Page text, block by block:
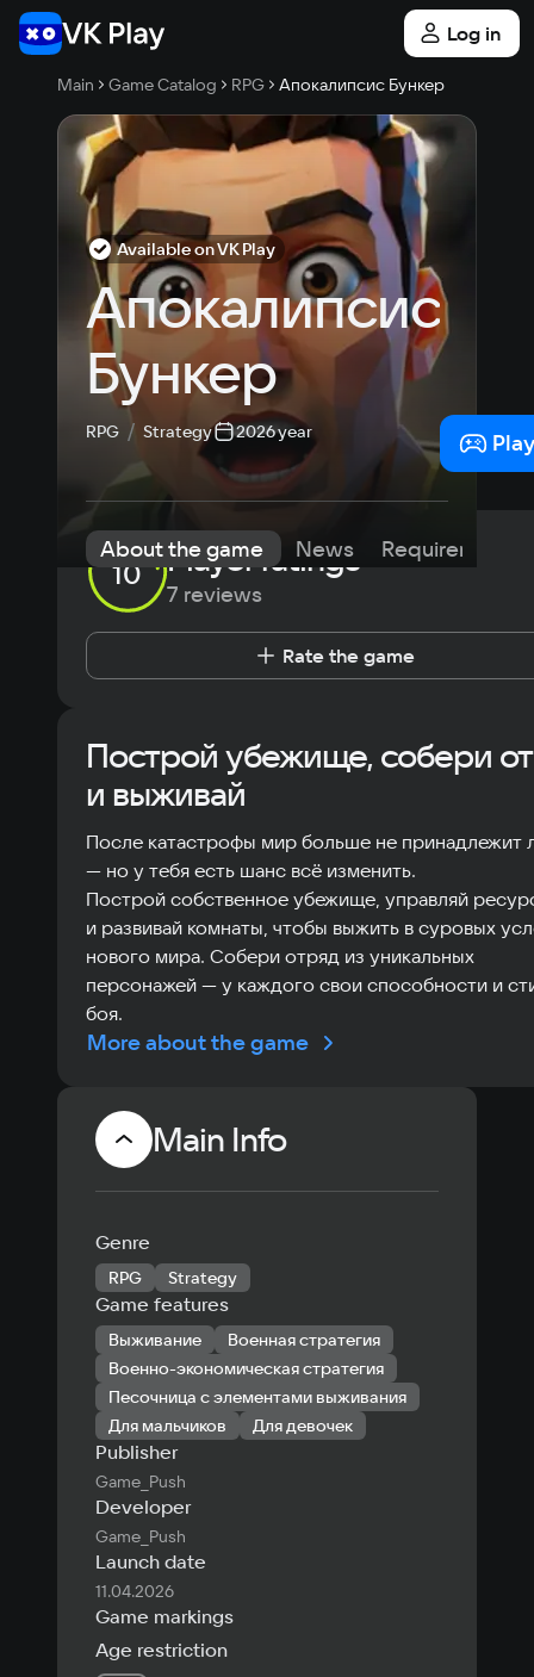
Log in
Main Game Catalog RPG Апокалипсис Бункер
Available on VK Play
Апокалипсис
Бункер
RPG Strategy 2026 year
About the game News Requirements
10 Player ratings
7 reviews
Rate the game
Построй убежище, собери
и выживай
После катастрофы мир больше не принадлежит
— но у тебя есть шанс всё изменить.
Построй собственное убежище, управляй
и развивай комнаты, чтобы выжить в суровых
нового мира. Собери отряд из уникальных
персонажей — у каждого свои способности и
боя.
More about the game
Main Info
Genre
RPG Strategy
Game features
Выживание
Военная стратегия
Военно-экономическая стратегия
Песочница с элементами выживания
Для мальчиков
Для девочек
Publisher
Game_Push
Developer
Game_Push
Launch date
11.04.2026
Game markings
Age restriction